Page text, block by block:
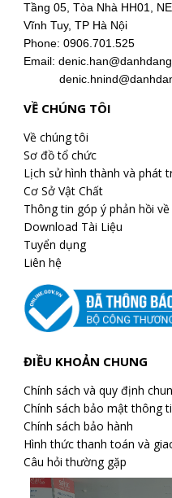
Tầng 05, Tòa Nhà HH01,
Vĩnh Tuy, TP Hà Nội
Phone: 0906.701.525
Email:
VỀ CHÚNG TÔI
Về chúng tôi
Sơ đồ tổ chức
Lịch sử hình thành và phát
Cơ Sở Vật Chất
Thông tin góp ý phản hồi
Download Tài Liệu
Tuyển dụng
Liên hệ
ĐIỀU KHOẢN CHUNG
Chính sách và quy định
Chính sách bảo mật thông
Chính sách bảo hành
Hình thức thanh toán và
Câu hỏi thường gặp